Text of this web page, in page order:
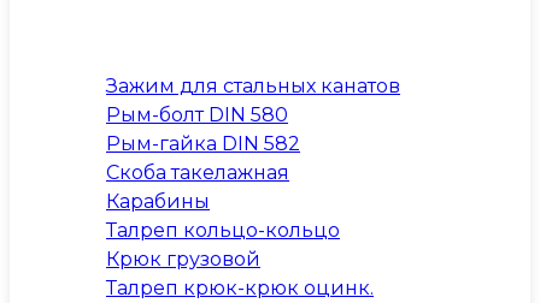
Зажим для стальных канатов
Рым-болт DIN 580
Рым-гайка DIN 582
Скоба такелажная
Карабины
Талреп кольцо-кольцо
Крюк грузовой
Талреп крюк-крюк оцинк.